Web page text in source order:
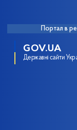
Портал в
GOV.UA
Державні сайти